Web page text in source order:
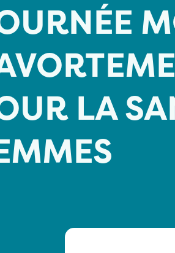
LA